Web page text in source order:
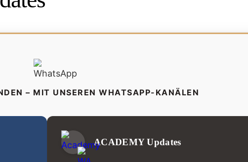
– MIT UNSEREN WHATSAPP-KANÄLEN
ACADEMY Updates